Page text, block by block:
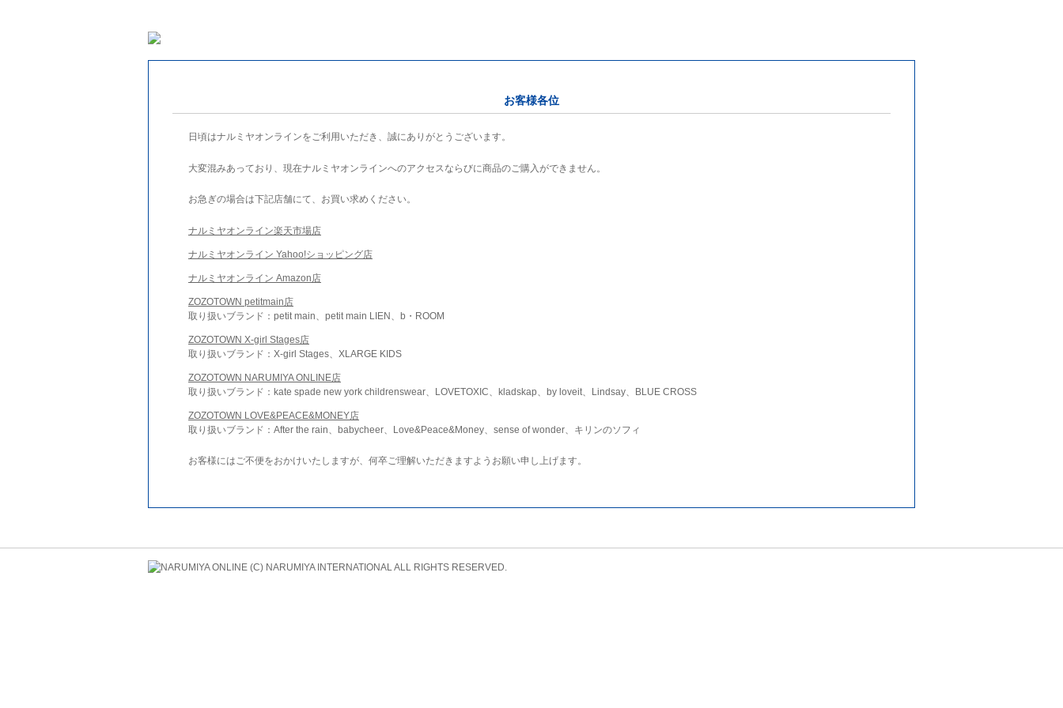
お客様各位
日頃はナルミヤオンラインをご利用いただき、誠にありがとうございます。
大変混みあっており、現在ナルミヤオンラインへのアクセスならびに商品のご購入ができません。
お急ぎの場合は下記店舗にて、お買い求めください。
ナルミヤオンライン楽天市場店
ナルミヤオンライン Yahoo!ショッピング店
ナルミヤオンライン Amazon店
ZOZOTOWN petitmain店
取り扱いブランド：petit main、petit main LIEN、b・ROOM
ZOZOTOWN X-girl Stages店
取り扱いブランド：X-girl Stages、XLARGE KIDS
ZOZOTOWN NARUMIYA ONLINE店
取り扱いブランド：kate spade new york childrenswear、LOVETOXIC、kladskap、by loveit、Lindsay、BLUE CROSS
ZOZOTOWN LOVE&PEACE&MONEY店
取り扱いブランド：After the rain、babycheer、Love&Peace&Money、sense of wonder、キリンのソフィ
お客様にはご不便をおかけいたしますが、何卒ご理解いただきますようお願い申し上げます。